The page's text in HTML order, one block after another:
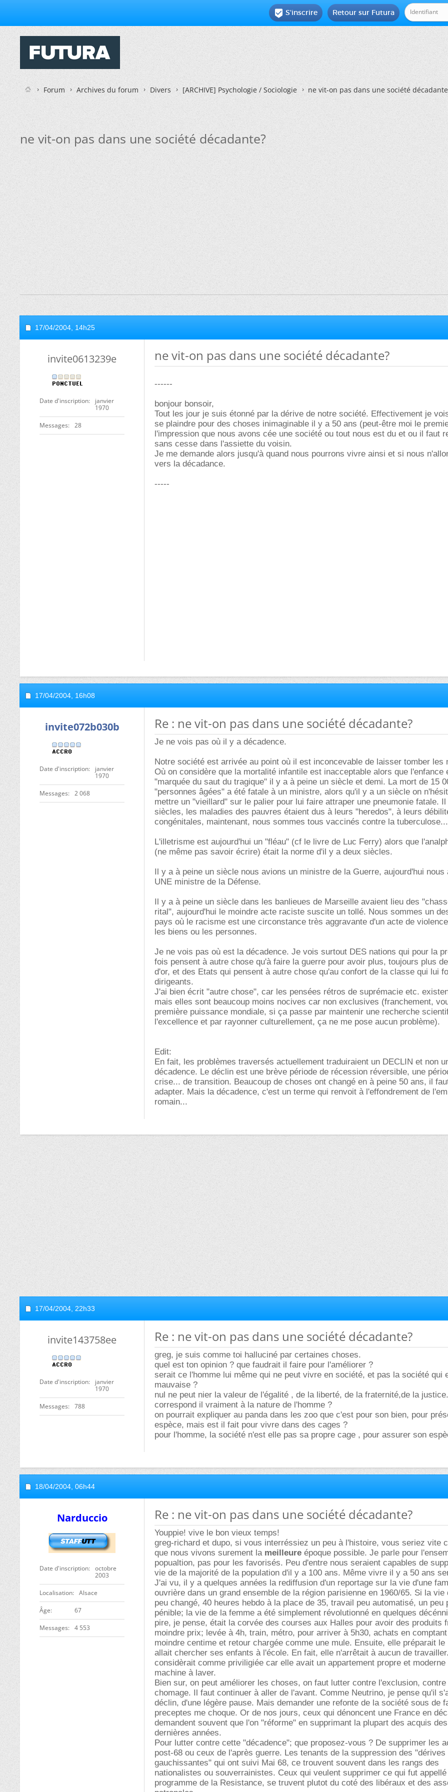
Retour sur Futura
 S'inscrire
Forum Archives du forum Divers [ARCHIVE] Psychologie / Sociologie ne vit-on pas dans une société
ne vit-on pas dans une société décadante?
17/04/2004, 14h25
invite0613239e
Date d'inscription
janvier
1970
Messages 28
ne vit-on pas dans une société décadante?
------
bonjour bonsoir,
Tout les jour je suis étonné par la dérive de notre société. Effectivement je
se plaindre pour des choses inimaginable il y a 50 ans (peut-être moi le
l'impression que nous avons cée une société ou tout nous est du et ou il faut
sans cesse dans l'assiette du voisin.
Je me demande alors jusqu'à quand nous pourrons vivre ainsi et si nous
vers la décadance.
-----
17/04/2004, 16h08
invite072b030b
Date d'inscription
janvier
1970
Messages 2 068
Re : ne vit-on pas dans une société décadante?
Je ne vois pas où il y a décadence.
Notre société est arrivée au point où il est inconcevable de laisser tomber les
Où on considère que la mortalité infantile est inacceptable alors que l'enfance
"marquée du saut du tragique" il y a à peine un siècle et demi. La mort de 15
"personnes âgées" a été fatale à un ministre, alors qu'il y a un siècle on
mettre un "vieillard" sur le palier pour lui faire attraper une pneumonie fatale.
siècles, les maladies des pauvres étaient dus à leurs "heredos", à leurs
congénitales, maintenant, nous sommes tous vaccinés contre la tuberculose...
L'illetrisme est aujourd'hui un "fléau" (cf le livre de Luc Ferry) alors que
(ne même pas savoir écrire) était la norme d'il y a deux siècles.
Il y a à peine un siècle nous avions un ministre de la Guerre, aujourd'hui nous
UNE ministre de la Défense.
Il y a à peine un siècle dans les banlieues de Marseille avaient lieu des
rital", aujourd'hui le moindre acte raciste suscite un tollé. Nous sommes un
pays où le racisme est une circonstance très aggravante d'un acte de
les biens ou les personnes.
Je ne vois pas où est la décadence. Je vois surtout DES nations qui pour la
fois pensent à autre chose qu'à faire la guerre pour avoir plus, toujours plus
d'or, et des Etats qui pensent à autre chose qu'au confort de la classe qui lui
dirigeants.
J'ai bien écrit "autre chose", car les pensées rétros de suprémacie etc.
mais elles sont beaucoup moins nocives car non exclusives (franchement,
première puissance mondiale, si ça passe par maintenir une recherche
l'excellence et par rayonner culturellement, ça ne me pose aucun problème).
Edit:
En fait, les problèmes traversés actuellement traduiraient un DECLIN et non
décadence. Le déclin est une brève période de récession réversible, une
crise... de transition. Beaucoup de choses ont changé en à peine 50 ans, il
adapter. Mais la décadence, c'est un terme qui renvoit à l'effondrement de
romain...
17/04/2004, 22h33
invite143758ee
Date d'inscription
janvier
1970
Messages 788
Re : ne vit-on pas dans une société décadante?
greg, je suis comme toi halluciné par certaines choses.
quel est ton opinion ? que faudrait il faire pour l'améliorer ?
serait ce l'homme lui même qui ne peut vivre en société, et pas la société qui
mauvaise ?
nul ne peut nier la valeur de l'égalité , de la liberté, de la fraternité,de la
correspond il vraiment à la nature de l'homme ?
on pourrait expliquer au panda dans les zoo que c'est pour son bien, pour
espèce, mais est il fait pour vivre dans des cages ?
pour l'homme, la société n'est elle pas sa propre cage , pour assurer son
18/04/2004, 06h44
Narduccio
Date d'inscription
octobre
2003
Localisation Alsace
ge 67
Messages 4 553
Re : ne vit-on pas dans une société décadante?
Youppie! vive le bon vieux temps!
greg-richard et dupo, si vous interréssiez un peu à l'histoire, vous seriez vite
que nous vivons surement la meilleure époque possible. Je parle pour
popualtion, pas pour les favorisés. Peu d'entre nous seraient capables de
vie de la majorité de la population d'il y a 100 ans. Même vivre il y a 50 ans
J'ai vu, il y a quelques années la rediffusion d'un reportage sur la vie d'une
ouvrière dans un grand ensemble de la région parisienne en 1960/65. Si la vie
peu changé, 40 heures hebdo à la place de 35, travail peu automatisé, un peu
pénible; la vie de la femme a été simplement révolutionné en quelques
pire, je pense, était la corvée des courses aux Halles pour avoir des produits
moindre prix; levée à 4h, train, métro, pour arriver à 5h30, achats en
moindre centime et retour chargée comme une mule. Ensuite, elle préparait le
allait chercher ses enfants à l'école. En fait, elle n'arrêtait à aucun de
considèrait comme priviligiée car elle avait un appartement propre et moderne
machine à laver.
Bien sur, on peut améliorer les choses, on faut lutter contre l'exclusion, contre
chomage. Il faut continuer à aller de l'avant. Comme Neutrino, je pense qu'il
déclin, d'une légère pause. Mais demander une refonte de la société sous de
preceptes me choque. Or de nos jours, ceux qui dénoncent une France en
demandent souvent que l'on "réforme" en supprimant la plupart des acquis
dernières années.
Pour lutter contre cette "décadence"; que proposez-vous ? De supprimer les
post-68 ou ceux de l'après guerre. Les tenants de la suppression des "dérives
gauchissantes" qui ont suivi Mai 68, ce trouvent souvent dans les rangs des
nationalistes ou souverrainistes. Ceux qui veulent supprimer ce qui fut
programme de la Resistance, se truvent plutot du coté des libéraux et des